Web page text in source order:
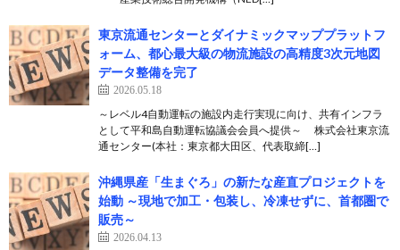
東京流通センターとダイナミックマッププラットフ
ォーム、都心最大級の物流施設の高精度3次元地図
データ整備を完了
2026.05.18
～レベル4自動運転の施設内走行実現に向け、共有インフラ
として平和島自動運転協議会会員へ提供～ 株式会社東京流
通センター(本社：東京都大田区、代表取締[…]
沖縄県産「生まぐろ」の新たな産直プロジェクトを
始動 ～現地で加工・包装し、冷凍せずに、首都圏で
販売～
2026.04.13